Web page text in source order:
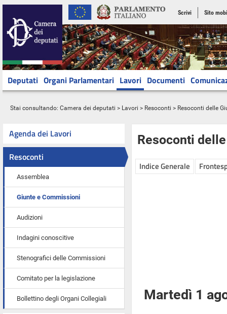
Scrivi Sito
Deputati Organi Parlamentari Lavori Documenti
Stai consultando: Camera dei deputati > Lavori > Resoconti > Resoconti delle
Agenda dei Lavori
Resoconti
Assemblea
Giunte e Commissioni
Audizioni
Indagini conoscitive
Stenografici delle Commissioni
Comitato per la legislazione
Bollettino degli Organi Collegiali
Resoconti
Indice Generale
Martedì 1